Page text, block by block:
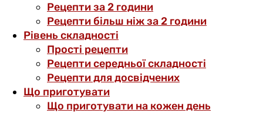
Рецепти за 2 години
Рецепти більш ніж за 2 години
Рівень складності
Прості рецепти
Рецепти середньої складності
Рецепти для досвідчених
Що приготувати
Що приготувати на кожен день